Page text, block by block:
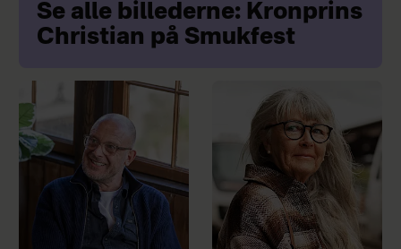
Se alle billederne: Kronprins
Christian på Smukfest